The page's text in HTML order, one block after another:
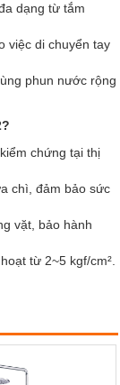
dạng từ tắm
việc di chuyển tay
phun nước rộng
chứng tại thị
chì, đảm bảo sức
vặt, bảo hành
từ 2~5 kgf/cm².